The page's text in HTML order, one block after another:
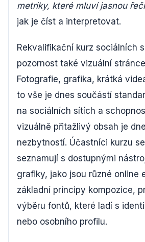
metriky, které mluví jasnou řečí
jak je číst a interpretovat.
Rekvalifikační kurz sociálních
pozornost také vizuální
Fotografie, grafika, krátká
to vše je dnes součástí
na sociálních sítích a
vizuálně přitažlivý obsah je
nezbytností. Účastníci kurzu
seznamují s dostupnými
grafiky, jako jsou různé online
základní principy kompozice,
výběru fontů, které ladí s
nebo osobního profilu.